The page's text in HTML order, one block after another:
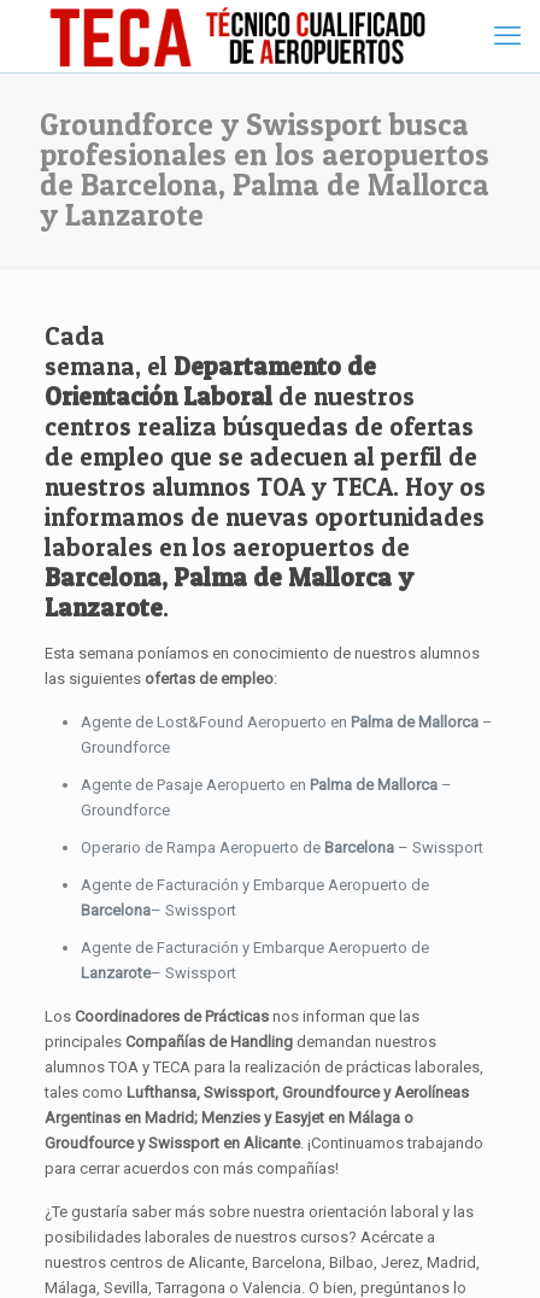
Groundforce y Swissport busca
profesionales en los aeropuertos
de Barcelona, Palma de Mallorca
y Lanzarote
Cada
semana, el Departamento de
Orientación Laboralde nuestros
centros realiza búsquedas de ofertas
de empleo que se adecuen al perfil de
nuestros alumnos TOA y TECA. Hoy os
informamos de nuevas oportunidades
laborales en los aeropuertos de
Barcelona, Palma de Mallorca y
Lanzarote.
Esta semana poníamos en conocimiento de nuestros alumnos
las siguientes ofertas de empleo:
Agente de Lost&Found Aeropuerto en Palma de Mallorca–
Groundforce
Agente de Pasaje Aeropuerto en Palma de Mallorca–
Groundforce
Operario de Rampa Aeropuerto de Barcelona– Swissport
Agente de Facturación y Embarque Aeropuerto de
Barcelona– Swissport
Agente de Facturación y Embarque Aeropuerto de
Lanzarote– Swissport
LosCoordinadores de Prácticasnos informan que las
principales Compañías de Handlingdemandan nuestros
alumnos TOA y TECA para la realización de prácticas laborales,
tales como Lufthansa, Swissport, Groundfource y Aerolíneas
Argentinas en Madrid; Menzies y Easyjet en Málaga o
Groudfource y Swissport en Alicante. ¡Continuamos trabajando
para cerrar acuerdos con más compañías!
¿Te gustaría saber más sobre nuestra orientación laboral y las
posibilidades laborales de nuestros cursos? Acércate a
nuestros centros de Alicante, Barcelona, Bilbao, Jerez, Madrid,
Málaga, Sevilla, Tarragona o Valencia. O bien, pregúntanos lo